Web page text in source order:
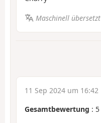
Maschinell übersetzt
11 Sep 2024 um 16:42
Gesamtbewertung : 5